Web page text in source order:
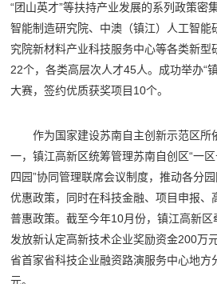
“团山英才”等扶持产业发展的系列政策密
智能制造研究院、中澳（镇江）人工智能
究院新材料产业科技服务中心等各类新型
22个，各类高层次人才45人。成功举办“
大赛，签约优质获奖项目10个。
作为国家建设苏南自主创新示范区所
一，镇江高新区统筹管理苏南自创区“一
四园”协同管理联席会议制度，推动各分
优惠政策，同时在科技金融、项目申报、
普惠政策。截至今年10月份，镇江高新区
发放新认定高新技术企业奖励资金200万
省首家省科技企业融资路演服务中心地方
元。